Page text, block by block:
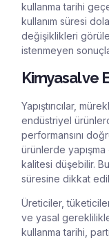
kullanma tarihi
kullanım süresi
değişiklikleri
istenmeyen
Kimyasal ve
Yapıştırıcılar,
endüstriyel
performansını
ürünlerde
kalitesi düşebilir.
süresine dikkat
Üreticiler,
ve yasal
kullanma tarihi,